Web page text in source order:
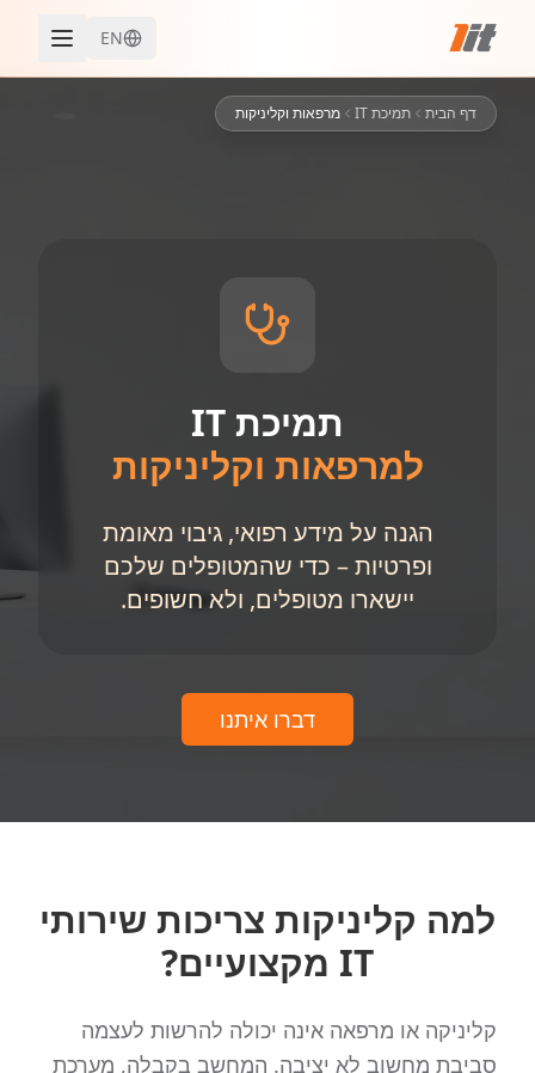
EN
דף הבית תמיכת IT מרפאות וקליניקות
תמיכת IT
למרפאות וקליניקות
הגנה על מידע רפואי, גיבוי מאומת
ופרטיות – כדי שהמטופלים שלכם
יישארו מטופלים, ולא חשופים.
דברו איתנו
למה קליניקות צריכות שירותי
IT מקצועיים‏?
קליניקה או מרפאה אינה יכולה להרשות לעצמה
סביבת מחשוב לא יציבה. המחשב בקבלה, מערכת